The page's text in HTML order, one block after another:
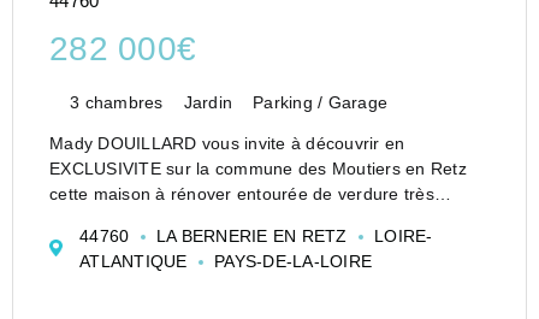
282 000€
3 chambres Jardin Parking / Garage
Mady DOUILLARD vous invite à découvrir en
EXCLUSIVITE sur la commune des Moutiers en Retz
cette maison à rénover entourée de verdure très
Staging que nous vous suggérons pour faire de ce bien
un havre ...
44760 LA BERNERIE EN RETZ
LOIRE-
ATLANTIQUE
PAYS-DE-LA-LOIRE